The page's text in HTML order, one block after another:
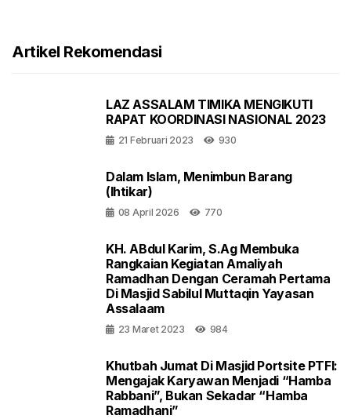
Artikel Rekomendasi
LAZ ASSALAM TIMIKA MENGIKUTI
RAPAT KOORDINASI NASIONAL 2023
21 Februari 2023 930
Dalam Islam, Menimbun Barang
(Ihtikar)
08 April 2026 770
KH. ABdul Karim, S.Ag Membuka
Rangkaian Kegiatan Amaliyah
Ramadhan Dengan Ceramah Pertama
Di Masjid Sabilul Muttaqin Yayasan
Assalaam
23 Maret 2023 984
Khutbah Jumat Di Masjid Portsite PTFI:
Mengajak Karyawan Menjadi “Hamba
Rabbani”, Bukan Sekadar “Hamba
Ramadhani”